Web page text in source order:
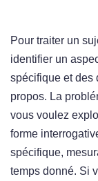
Pour traiter un
identifier un
spécifique et des
propos. La
vous voulez
forme
spécifique,
temps donné. Si